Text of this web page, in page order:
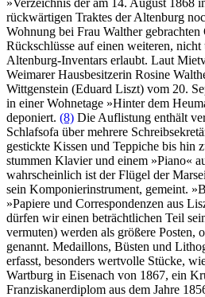
rückwärtigen Traktes der Altenburg
Wohnung bei Frau Walther gebrachten
Rückschlüsse auf einen weiteren,
Altenburg-Inventars erlaubt. Laut
Weimarer Hausbesitzerin Rosine
Wittgenstein (Eduard Liszt) vom 20.
in einer Wohnetage »Hinter dem
deponiert. (8) Die Auflistung enthält
Schlafsofa über mehrere
gestickte Kissen und Teppiche bis hin
stummen Klavier und einem »Piano«
wahrscheinlich ist der Flügel der
sein Komponierinstrument, gemeint.
»Papiere und Correspondenzen aus
dürfen wir einen beträchtlichen Teil
vermuten) werden als größere Posten,
genannt. Medaillons, Büsten und
erfasst, besonders wertvolle Stücke,
Wartburg in Eisenach von 1867, ein
Franziskanerdiplom aus dem Jahre